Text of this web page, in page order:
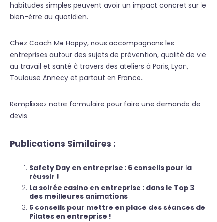
habitudes simples peuvent avoir un impact concret sur le
bien-être au quotidien.
Chez Coach Me Happy, nous accompagnons les
entreprises autour des sujets de prévention, qualité de vie
au travail et santé à travers des ateliers à Paris, Lyon,
Toulouse Annecy et partout en France..
Remplissez notre formulaire pour faire une demande de
devis
Publications Similaires :
Safety Day en entreprise : 6 conseils pour la
réussir !
La soirée casino en entreprise : dans le Top 3
des meilleures animations
5 conseils pour mettre en place des séances de
Pilates en entreprise !